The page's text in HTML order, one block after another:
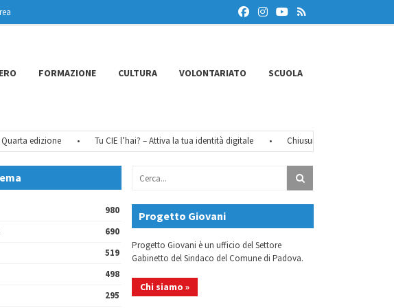
FORMAZIONE CULTURA VOLONTARIATO SCUOLA
edizione • Tu CIE l’hai? – Attiva la tua identità digitale • Chiusure estive 2026
980
690
519
498
295
Progetto Giovani
Progetto Giovani è un ufficio del Settore
Gabinetto del Sindaco del Comune di Padova.
Chi siamo »